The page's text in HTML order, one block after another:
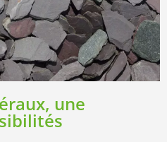
une